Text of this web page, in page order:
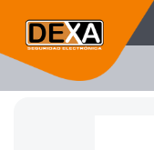
RUBRO 01 INTRUSION